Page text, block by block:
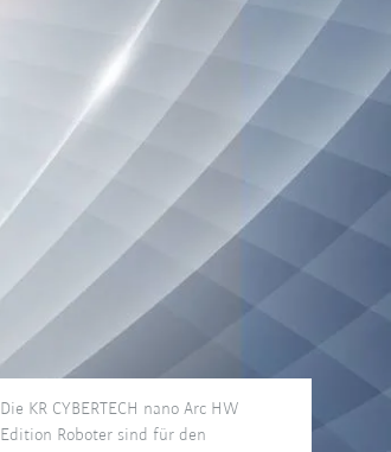
Die KR CYBERTECH nano Arc HW
Edition Roboter sind für den